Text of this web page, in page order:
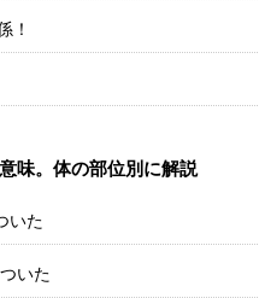
！
味。体の部位別に解説
いた
いた